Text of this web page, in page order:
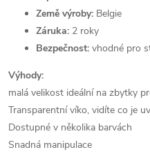
Země výroby: Belgie
Záruka: 2 roky
Bezpečnost: vhodné pro
Výhody:
malá velikost ideální na zbytky
Transparentní víko, vidíte co je
Dostupné v několika barvách
Snadná manipulace